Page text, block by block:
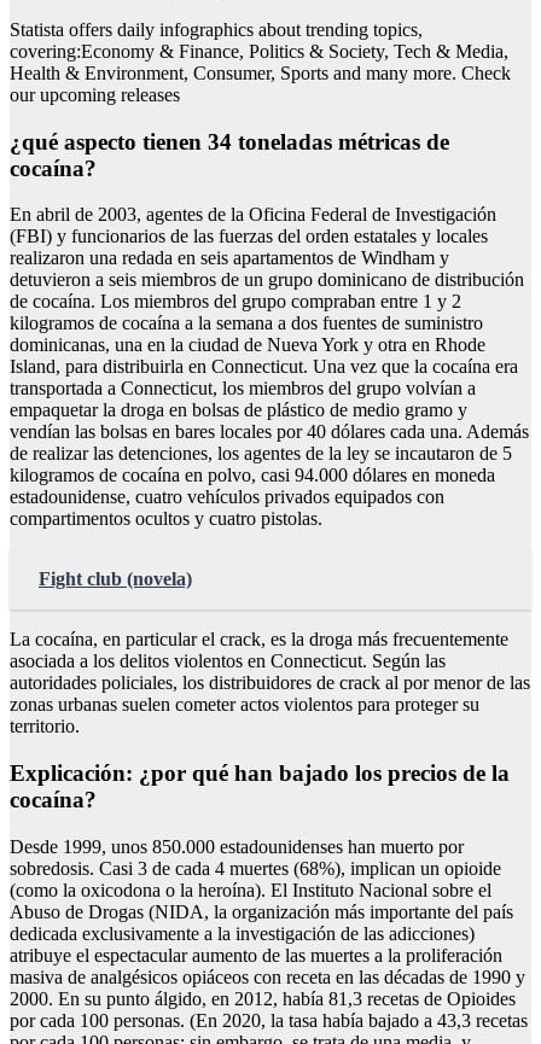
Statista offers daily infographics about trending topics,
covering:Economy & Finance, Politics & Society, Tech & Media,
Health & Environment, Consumer, Sports and many more. Check
our upcoming releases
¿qué aspecto tienen 34 toneladas métricas de
cocaína?
En abril de 2003, agentes de la Oficina Federal de Investigación
(FBI) y funcionarios de las fuerzas del orden estatales y locales
realizaron una redada en seis apartamentos de Windham y
detuvieron a seis miembros de un grupo dominicano de distribución
de cocaína. Los miembros del grupo compraban entre 1 y 2
kilogramos de cocaína a la semana a dos fuentes de suministro
dominicanas, una en la ciudad de Nueva York y otra en Rhode
Island, para distribuirla en Connecticut. Una vez que la cocaína era
transportada a Connecticut, los miembros del grupo volvían a
empaquetar la droga en bolsas de plástico de medio gramo y
vendían las bolsas en bares locales por 40 dólares cada una. Además
de realizar las detenciones, los agentes de la ley se incautaron de 5
kilogramos de cocaína en polvo, casi 94.000 dólares en moneda
estadounidense, cuatro vehículos privados equipados con
compartimentos ocultos y cuatro pistolas.
Fight club (novela)
La cocaína, en particular el crack, es la droga más frecuentemente
asociada a los delitos violentos en Connecticut. Según las
autoridades policiales, los distribuidores de crack al por menor de las
zonas urbanas suelen cometer actos violentos para proteger su
territorio.
Explicación: ¿por qué han bajado los precios de la
cocaína?
Desde 1999, unos 850.000 estadounidenses han muerto por
sobredosis. Casi 3 de cada 4 muertes (68%), implican un opioide
(como la oxicodona o la heroína). El Instituto Nacional sobre el
Abuso de Drogas (NIDA, la organización más importante del país
dedicada exclusivamente a la investigación de las adicciones)
atribuye el espectacular aumento de las muertes a la proliferación
masiva de analgésicos opiáceos con receta en las décadas de 1990 y
2000. En su punto álgido, en 2012, había 81,3 recetas de Opioides
por cada 100 personas. (En 2020, la tasa había bajado a 43,3 recetas